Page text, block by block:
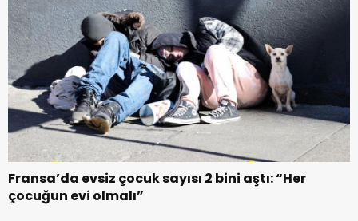
Fransa’da evsiz çocuk sayısı 2 bini aştı: “Her
çocuğun evi olmalı”